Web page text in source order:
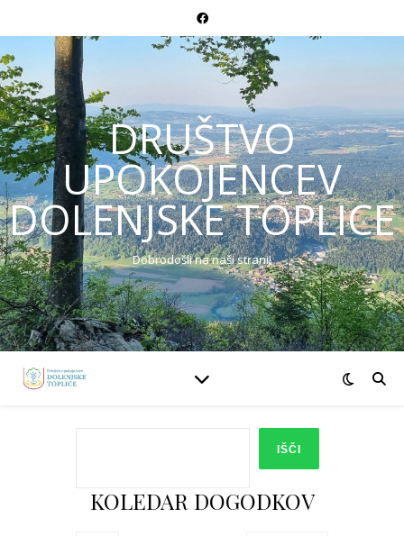
DRUŠTVO
UPOKOJENCEV
DOLENJSKE TOPLICE
Dobrodošli na naši strani!
IŠČI
KOLEDAR DOGODKOV